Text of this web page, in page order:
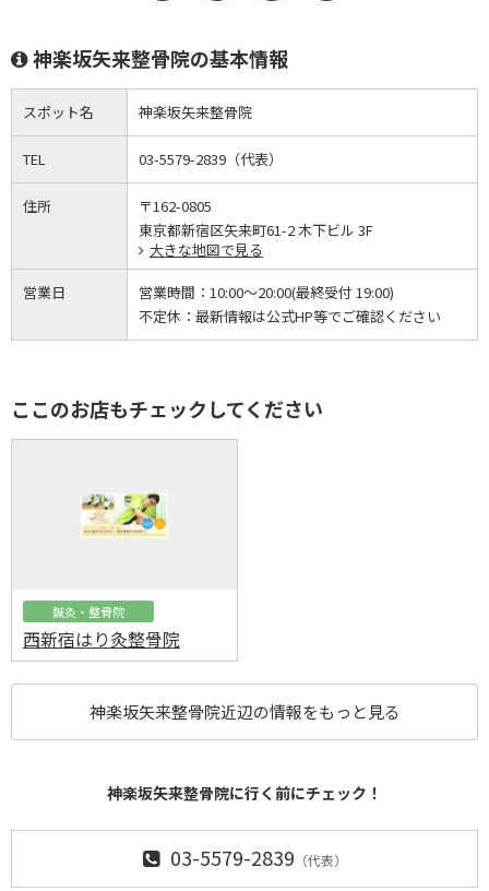
神楽坂矢来整骨院の基本情報
スポット名 神楽坂矢来整骨院
TEL 03-5579-2839（代表）
住所
〒162-0805
東京都新宿区矢来町61-2 木下ビル 3F
大きな地図で見る
営業日 営業時間： 10:00～20:00(最終受付 19:00)
不定休： 最新情報は公式HP等でご確認ください
ここのお店もチェックしてください
鍼灸・整骨院
西新宿はり灸整骨院
神楽坂矢来整骨院近辺の情報をもっと見る
神楽坂矢来整骨院に行く前にチェック！
03-5579-2839 （代表）